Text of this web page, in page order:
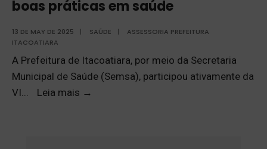
boas práticas em saúde
13 DE MAY DE 2025 | SAÚDE |
ASSESSORIA PREFEITURA
ITACOATIARA
A Prefeitura de Itacoatiara, por meio da Secretaria
Municipal de Saúde (Semsa), participou ativamente da
VI... Leia mais →